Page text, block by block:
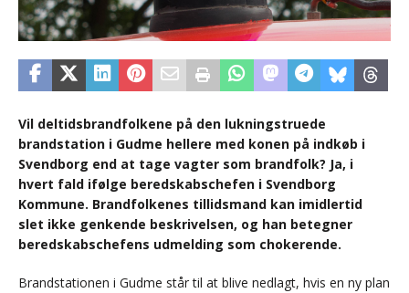
Vil deltidsbrandfolkene på den lukningstruede
brandstation i Gudme hellere med konen på indkøb i
Svendborg end at tage vagter som brandfolk? Ja, i
hvert fald ifølge beredskabschefen i Svendborg
Kommune. Brandfolkenes tillidsmand kan imidlertid
slet ikke genkende beskrivelsen, og han betegner
beredskabschefens udmelding som chokerende.
Brandstationen i Gudme står til at blive nedlagt, hvis en ny plan